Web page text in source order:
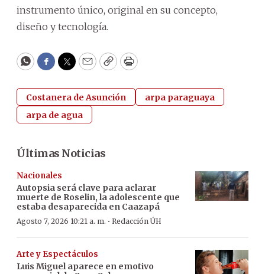
instrumento único, original en su concepto,
diseño y tecnología.
WhatsApp
Facebook
Twitter
EmailCopyPrint
Costanera de Asunción
arpa paraguaya
arpa de agua
Últimas Noticias
Nacionales
Autopsia será clave para aclarar
muerte de Roselin, la adolescente que
estaba desaparecida en Caazapá
Agosto 7, 2026 10:21 a. m. · Redacción ÚH
Arte y Espectáculos
Luis Miguel aparece en emotivo